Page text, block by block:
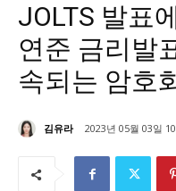
JOLTS 발표
연준 금리발
속되는 암호
김유라 2023년 05월 03일